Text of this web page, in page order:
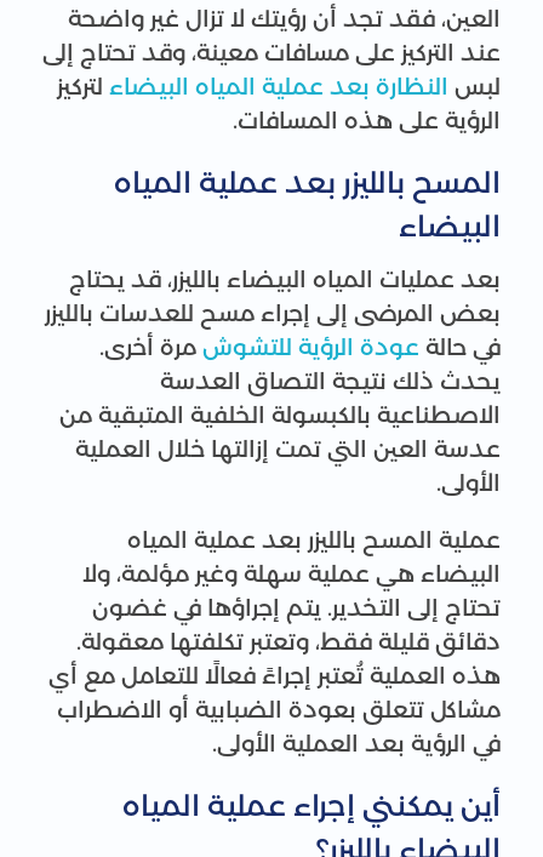
العين، فقد تجد أن رؤيتك لا تزال غير واضحة
عند التركيز على مسافات معينة، وقد تحتاج إلى
لبس النظارة بعد عملية المياه البيضاء لتركيز
الرؤية على هذه المسافات.
المسح بالليزر بعد عملية المياه
البيضاء
بعد عمليات المياه البيضاء بالليزر، قد يحتاج
بعض المرضى إلى إجراء مسح للعدسات بالليزر
في حالة عودة الرؤية للتشوش مرة أخرى.
يحدث ذلك نتيجة التصاق العدسة
الاصطناعية بالكبسولة الخلفية المتبقية من
عدسة العين التي تمت إزالتها خلال العملية
الأولى.
عملية المسح بالليزر بعد عملية المياه
البيضاء هي عملية سهلة وغير مؤلمة، ولا
تحتاج إلى التخدير. يتم إجراؤها في غضون
دقائق قليلة فقط، وتعتبر تكلفتها معقولة.
هذه العملية تُعتبر إجراءً فعالًا للتعامل مع أي
مشاكل تتعلق بعودة الضبابية أو الاضطراب
في الرؤية بعد العملية الأولى.
أين يمكنني إجراء عملية المياه
البيضاء بالليزر؟